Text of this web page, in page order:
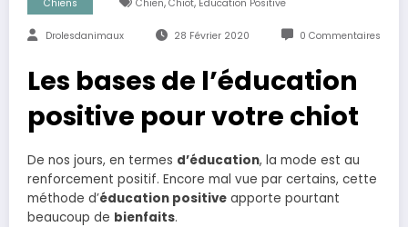
Chiens Chien Chiot Education Positive
Drolesdanimaux 28 Février 2020 0 Commentaires
Les bases de l’éducation
positive pour votre chiot
De nos jours, en termes d’éducation, la mode est au
renforcement positif. Encore mal vue par certains, cette
méthode d’éducation positive apporte pourtant
beaucoup de bienfaits.